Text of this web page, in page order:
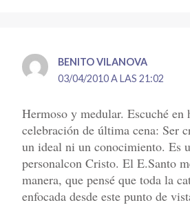
BENITO VILANOVA
03/04/2010 A LAS 21:02
Hermoso y medular. Escuché
celebración de última cena: Ser
un ideal ni un conocimiento. Es
personalcon Cristo. El E.Santo
manera, que pensé que toda la
enfocada desde este punto de